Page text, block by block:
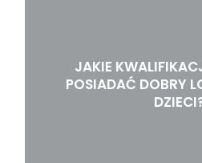
JAKIE
POSIADAĆ DOBRY